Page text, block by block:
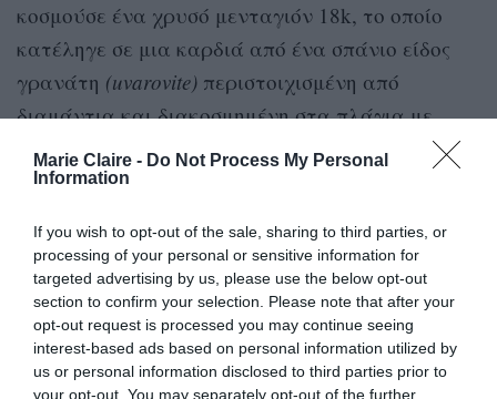
Marie Claire - Do Not Process My Personal
Information
If you wish to opt-out of the sale, sharing to third parties, or
processing of your personal or sensitive information for
targeted advertising by us, please use the below opt-out
section to confirm your selection. Please note that after your
opt-out request is processed you may continue seeing
interest-based ads based on personal information utilized by
us or personal information disclosed to third parties prior to
your opt-out. You may separately opt-out of the further
κοσμούσε ένα χρυσό μενταγιόν 18k, το οποίο
κατέληγε σε μια καρδιά από ένα σπάνιο είδος
γρανάτη (uvarovite) περιστοιχισμένη από
διαμάντια και διακοσμημένη στα πλάγια με
κίτρινα ζαφείρια. Το εκλεκτικό κόσμημα έφερε
την υπογραφή της